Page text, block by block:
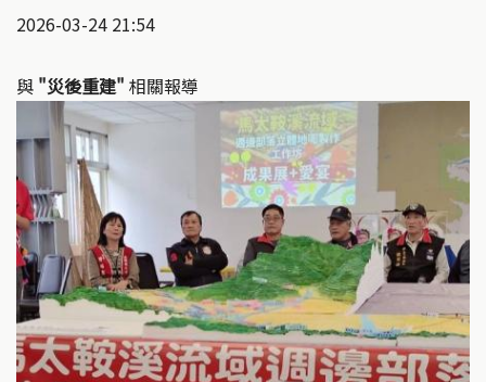
2026-03-24 21:54
與 "災後重建" 相關報導